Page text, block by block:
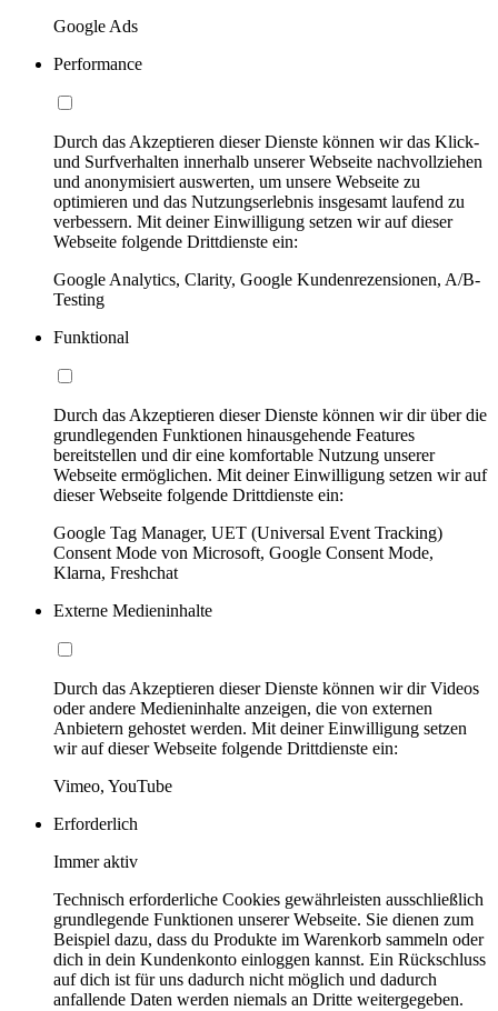
Google Ads
Performance
Durch das Akzeptieren dieser Dienste können wir das Klick-
und Surfverhalten innerhalb unserer Webseite nachvollziehen
und anonymisiert auswerten, um unsere Webseite zu
optimieren und das Nutzungserlebnis insgesamt laufend zu
verbessern. Mit deiner Einwilligung setzen wir auf dieser
Webseite folgende Drittdienste ein:
Google Analytics, Clarity, Google Kundenrezensionen, A/B-
Testing
Funktional
Durch das Akzeptieren dieser Dienste können wir dir über die
grundlegenden Funktionen hinausgehende Features
bereitstellen und dir eine komfortable Nutzung unserer
Webseite ermöglichen. Mit deiner Einwilligung setzen wir auf
dieser Webseite folgende Drittdienste ein:
Google Tag Manager, UET (Universal Event Tracking)
Consent Mode von Microsoft, Google Consent Mode,
Klarna, Freshchat
Externe Medieninhalte
Durch das Akzeptieren dieser Dienste können wir dir Videos
oder andere Medieninhalte anzeigen, die von externen
Anbietern gehostet werden. Mit deiner Einwilligung setzen
wir auf dieser Webseite folgende Drittdienste ein:
Vimeo, YouTube
Erforderlich
Immer aktiv
Technisch erforderliche Cookies gewährleisten ausschließlich
grundlegende Funktionen unserer Webseite. Sie dienen zum
Beispiel dazu, dass du Produkte im Warenkorb sammeln oder
dich in dein Kundenkonto einloggen kannst. Ein Rückschluss
auf dich ist für uns dadurch nicht möglich und dadurch
anfallende Daten werden niemals an Dritte weitergegeben.